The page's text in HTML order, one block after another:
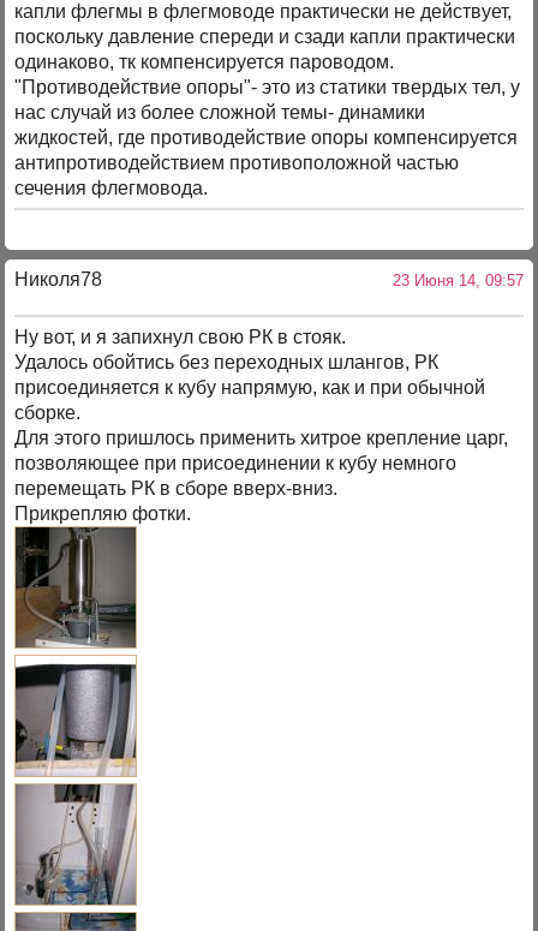
капли флегмы в флегмоводе практически не действует,
поскольку давление спереди и сзади капли практически
одинаково, тк компенсируется пароводом.
"Противодействие опоры"- это из статики твердых тел, у
нас случай из более сложной темы- динамики
жидкостей, где противодействие опоры компенсируется
антипротиводействием противоположной частью
сечения флегмовода.
Николя78 23 Июня 14, 09:57
Ну вот, и я запихнул свою РК в стояк.
Удалось обойтись без переходных шлангов, РК
присоединяется к кубу напрямую, как и при обычной
сборке.
Для этого пришлось применить хитрое крепление царг,
позволяющее при присоединении к кубу немного
перемещать РК в сборе вверх-вниз.
Прикрепляю фотки.